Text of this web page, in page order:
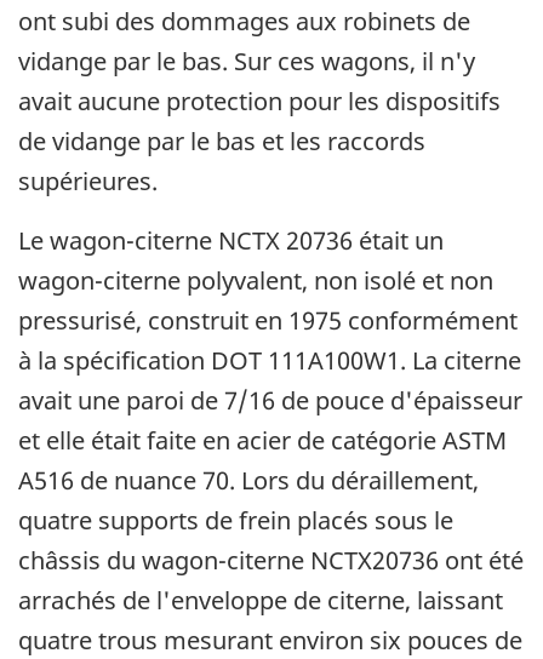
ont subi des dommages aux robinets de
vidange par le bas. Sur ces wagons, il n'y
avait aucune protection pour les dispositifs
de vidange par le bas et les raccords
supérieures.
Le wagon-citerne NCTX 20736 était un
wagon-citerne polyvalent, non isolé et non
pressurisé, construit en 1975 conformément
à la spécification DOT 111A100W1. La citerne
avait une paroi de 7/16 de pouce d'épaisseur
et elle était faite en acier de catégorie ASTM
A516 de nuance 70. Lors du déraillement,
quatre supports de frein placés sous le
châssis du wagon-citerne NCTX20736 ont été
arrachés de l'enveloppe de citerne, laissant
quatre trous mesurant environ six pouces de